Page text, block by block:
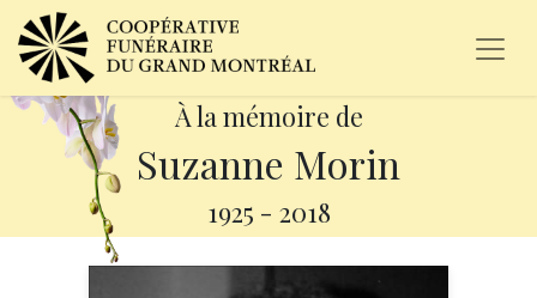
À la mémoire de
Suzanne Morin
1925 - 2018